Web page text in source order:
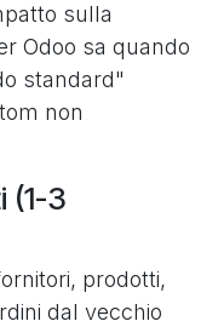
sulla
Odoo sa quando
standard"
non
(1-3
prodotti,
dal vecchio